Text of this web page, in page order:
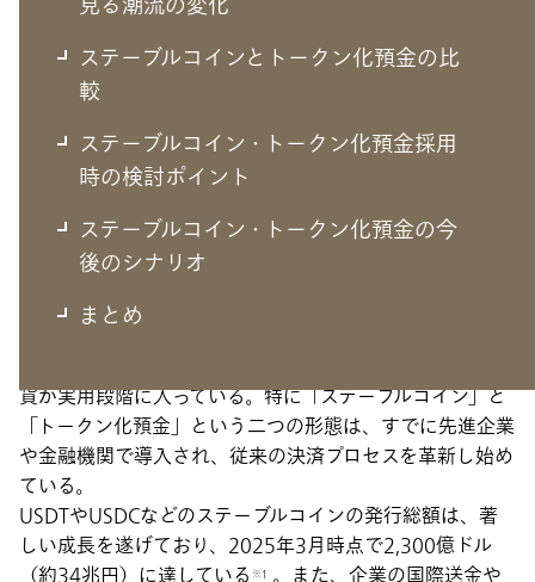
ステーブルコインとトークン化預金の比
較
ステーブルコイン・トークン化預金採用
時の検討ポイント
ステーブルコイン・トークン化預金の今
後のシナリオ
まとめ
実現フェーズに入ったデジタル通貨
企業間取引や国際送金における決済の遅延、高額な手数
貨が実用段階に入っている。特に「ステーブルコイン」と
「トークン化預金」という二つの形態は、すでに先進企業
や金融機関で導入され、従来の決済プロセスを革新し始め
ている。
USDTやUSDCなどのステーブルコインの発行総額は、著
しい成長を遂げており、2025年3月時点で2,300億ドル
（約34兆円）に達している ※1
。また、企業の国際送金や